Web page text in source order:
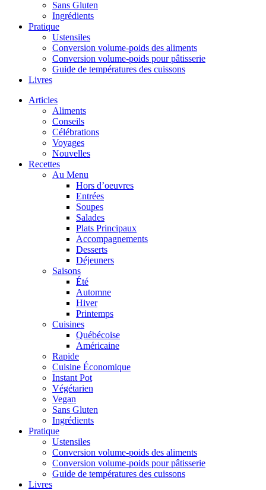
Sans Gluten
Ingrédients
Pratique
Ustensiles
Conversion volume-poids des aliments
Conversion volume-poids pour pâtisserie
Guide de températures des cuissons
Livres
Articles
Aliments
Conseils
Célébrations
Voyages
Nouvelles
Recettes
Au Menu
Hors d’oeuvres
Entrées
Soupes
Salades
Plats Principaux
Accompagnements
Desserts
Déjeuners
Saisons
Été
Automne
Hiver
Printemps
Cuisines
Québécoise
Américaine
Rapide
Cuisine Économique
Instant Pot
Végétarien
Vegan
Sans Gluten
Ingrédients
Pratique
Ustensiles
Conversion volume-poids des aliments
Conversion volume-poids pour pâtisserie
Guide de températures des cuissons
Livres